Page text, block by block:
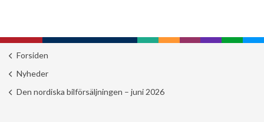
Forsiden
Nyheder
Den nordiska bilförsäljningen – juni 2026